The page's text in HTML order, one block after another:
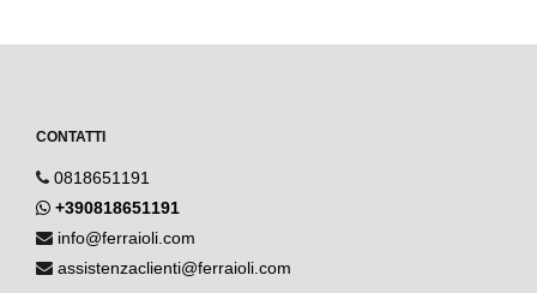
CONTATTI
0818651191
+390818651191
info@ferraioli.com
assistenzaclienti@ferraioli.com